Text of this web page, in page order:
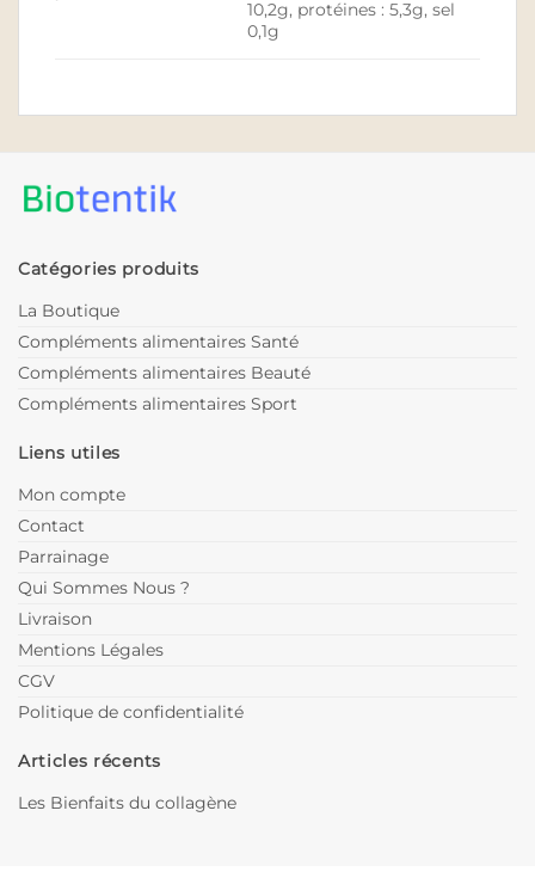
10,2g, protéines : 5,3g, sel
0,1g
Catégories produits
La Boutique
Compléments alimentaires Santé
Compléments alimentaires Beauté
Compléments alimentaires Sport
Liens utiles
Mon compte
Contact
Parrainage
Qui Sommes Nous ?
Livraison
Mentions Légales
CGV
Politique de confidentialité
Articles récents
Les Bienfaits du collagène